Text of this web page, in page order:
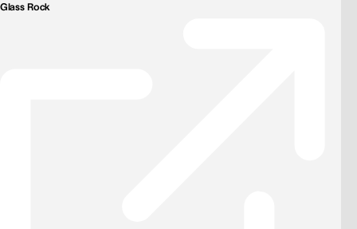
Glass Rock